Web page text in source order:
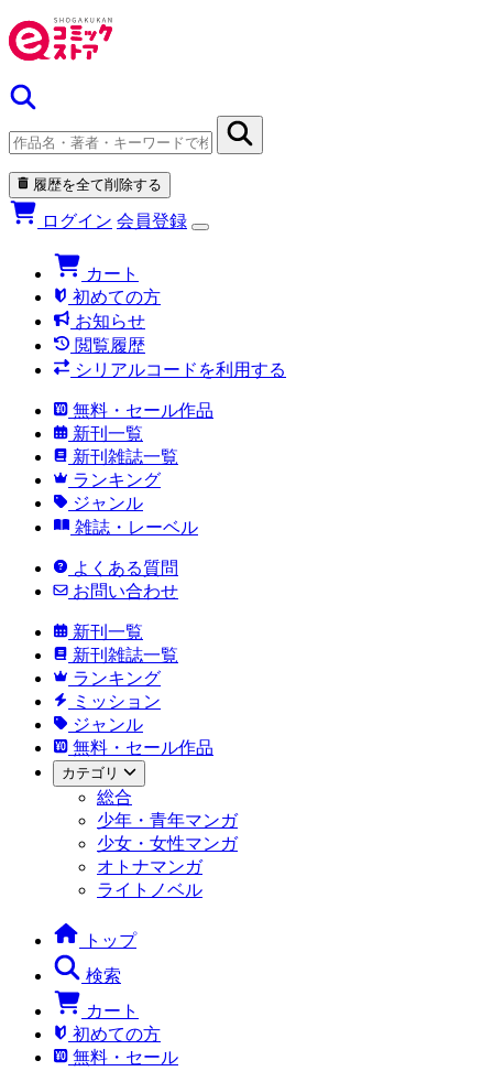
履歴を全て削除する
ログイン 会員登録
カート
初めての方
お知らせ
閲覧履歴
シリアルコードを利用する
無料・セール作品
新刊一覧
新刊雑誌一覧
ランキング
ジャンル
雑誌・レーベル
よくある質問
お問い合わせ
新刊一覧
新刊雑誌一覧
ランキング
ミッション
ジャンル
無料・セール作品
カテゴリ
総合
少年・青年マンガ
少女・女性マンガ
オトナマンガ
ライトノベル
トップ
検索
カート
初めての方
無料・セール